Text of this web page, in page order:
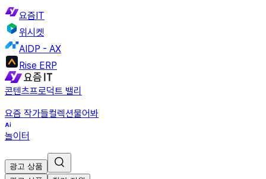
요즘IT
위시켓
AIDP - AX
Rise ERP
콘텐츠프로덕트 밸리
요즘 작가들컬렉션물어봐
놀이터
광고 상품